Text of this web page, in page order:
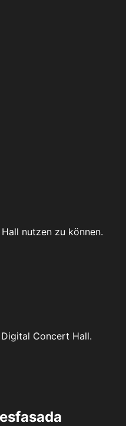
nutzen zu können.
Concert Hall.